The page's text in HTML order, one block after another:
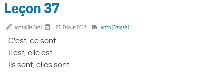
Leçon 37
Almani Be Farsi 23. Februar 2016 Archiv (Français)
C'est, ce sont
Il est, elle est
Ils sont, elles sont